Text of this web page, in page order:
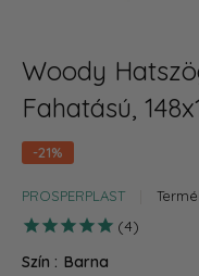
Woody
Fahatású,
-21%
PROSPERPLAST
4
Szín : Barna